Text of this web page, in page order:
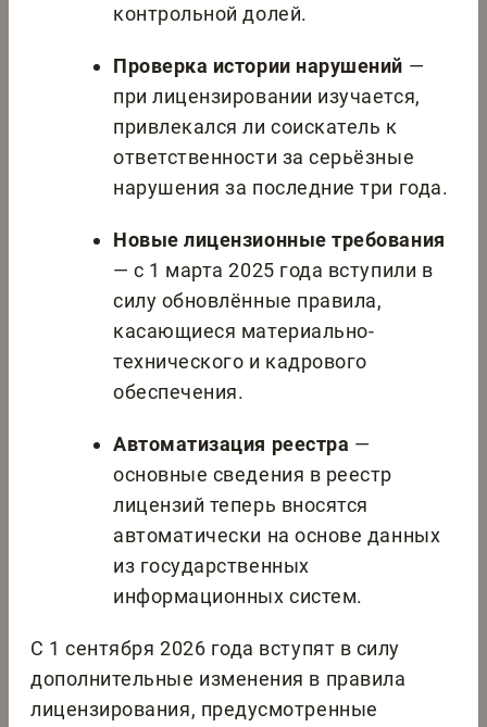
контрольной долей.
Проверка истории нарушений —
при лицензировании изучается,
привлекался ли соискатель к
ответственности за серьёзные
нарушения за последние три года.
Новые лицензионные требования
— с 1 марта 2025 года вступили в
силу обновлённые правила,
касающиеся материально-
технического и кадрового
обеспечения.
Автоматизация реестра —
основные сведения в реестр
лицензий теперь вносятся
автоматически на основе данных
из государственных
информационных систем.
С 1 сентября 2026 года вступят в силу
дополнительные изменения в правила
лицензирования, предусмотренные